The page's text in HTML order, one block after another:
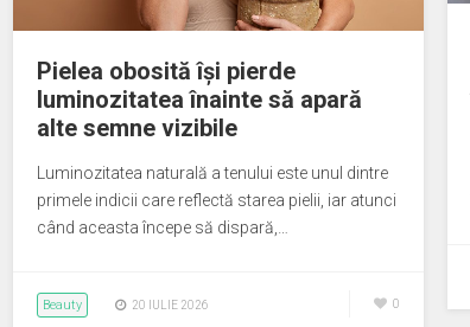
Pielea obosită își pierde
luminozitatea înainte să apară
alte semne vizibile
Luminozitatea naturală a tenului este unul dintre
primele indicii care reflectă starea pielii, iar atunci
când aceasta începe să dispară,…
Beauty 20 IULIE 2026 0